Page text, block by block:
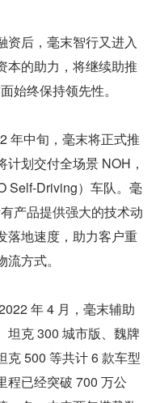
资后，毫末智行又进入
本的助力，将继续助推
始终保持领先性。
年中旬，毫末将正式推
划交付全场景 NOH，
Self-Driving）车队。毫
产品提供强大的技术动
落地速度，助力客户重
方式。
年 4 月，毫末辅助
坦克 300 城市版、魏牌
克 500 等共计 6 款车型
程已经突破 700 万公